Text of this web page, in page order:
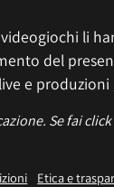
li
del
e produzioni
Se fai
Etica e